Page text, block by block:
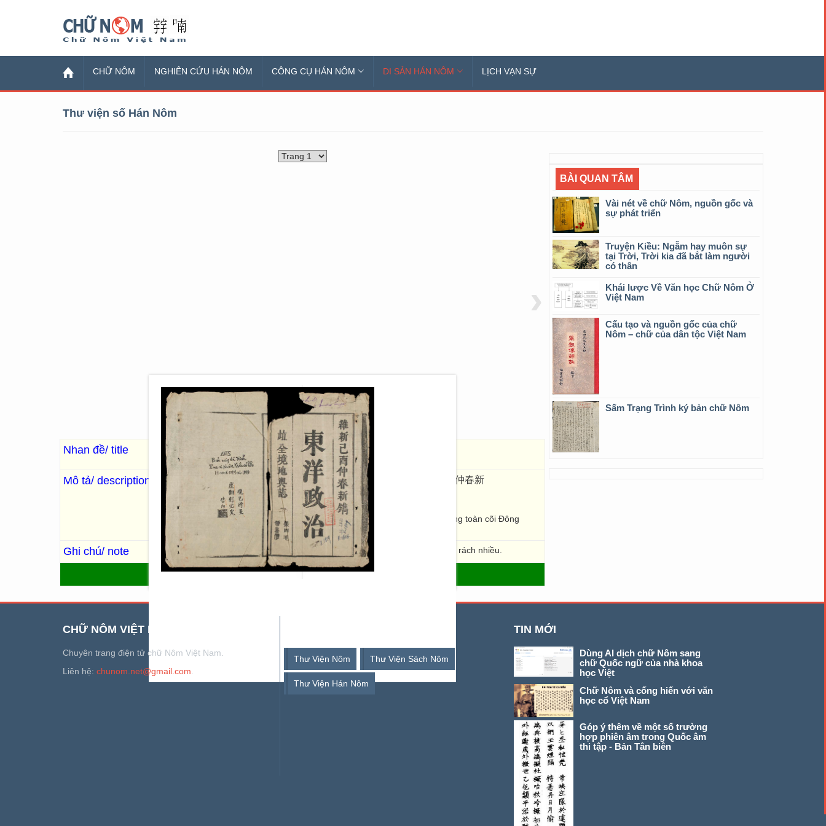
CHỮ NÔM NGHIÊN CỨU HÁN NÔM CÔNG CỤ HÁN NÔM DI SẢN HÁN NÔM LỊCH VẠN SỰ
Thư viện số Hán Nôm
›
Nhan đề/ title Đông Dương chính trị東洋政治
Mô tả/ description : [Hà Nội] [河内] , Duy Tân Kỷ Dậu trọng xuân tân thuyên [1909]
維新己酉仲春新
鎸
. 38 Images; 26 x 15
“Sách nói về tổ chức hành chính các cấp, các ngành của thực dân Pháp trong toàn cõi Đông
Dương.”
Ghi chú/ note Hai tờ đầu và cuối tên địa danh được phiên âm bằng tiếng Pháp. Hai tờ cuối rách nhiều.
QUAY LẠI- THƯ VIỆN SỐ HÁN NÔM
BÀI QUAN TÂM
Vài nét về chữ Nôm, nguồn gốc và
sự phát triển
Truyện Kiều: Ngẫm hay muôn sự
tại Trời, Trời kia đã bắt làm người
có thân
Khái lược Về Văn học Chữ Nôm Ở
Việt Nam
Cấu tạo và nguồn gốc của chữ
Nôm – chữ của dân tộc Việt Nam
Sấm Trạng Trình ký bản chữ Nôm
CHỮ NÔM VIỆT NAM
Chuyên trang điện tử chữ Nôm Việt Nam.
Liên hệ: chunom.net@gmail.com
Thư Viện Nôm Thư Viện Sách Nôm
Thư Viện Hán Nôm
TIN MỚI
Dùng AI dịch chữ Nôm sang
chữ Quốc ngữ của nhà khoa
học Việt
Chữ Nôm và cống hiến với văn
học cổ Việt Nam
Góp ý thêm về một số trường
hợp phiên âm trong Quốc âm
thi tập - Bản Tân biên